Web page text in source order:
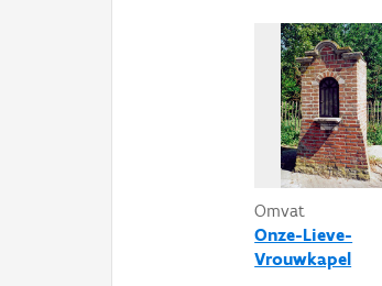
Omvat
Onze-Lieve-
Vrouwkapel